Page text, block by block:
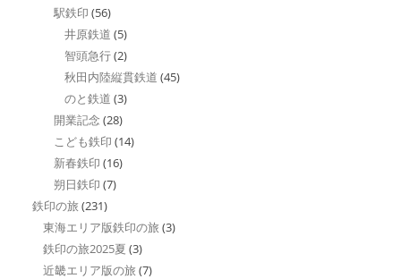
駅鉄印 (56)
井原鉄道 (5)
智頭急行(2)
秋田内陸縦貫鉄道 (45)
のと鉄道 (3)
開業記念 (28)
こども鉄印 (14)
新春鉄印 (16)
朔日鉄印 (7)
鉄印の旅 (231)
東海エリア版鉄印の旅 (3)
鉄印の旅2025夏 (3)
近畿エリア版の旅 (7)